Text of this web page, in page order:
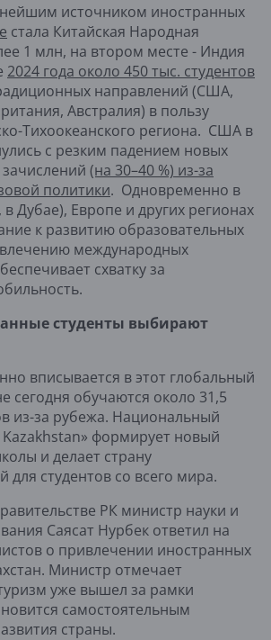
источником иностранных
стала Китайская Народная
1 млн, на втором месте - Индия
2024 года около 450 тыс. студентов
направлений (США,
Австралия) в пользу
Тихоокеанского региона. США в
с резким падением новых
(на 30–40 %) из-за
политики. Одновременно в
Дубае), Европе и других регионах
к развитию образовательных
международных
схватку за
студенты выбирают
вписывается в этот глобальный
сегодня обучаются около 31,5
из-за рубежа. Национальный
Kazakhstan» формирует новый
и делает страну
для студентов со всего мира.
РК министр науки и
Саясат Нурбек ответил на
о привлечении иностранных
Министр отмечает
уже вышел за рамки
самостоятельным
страны.